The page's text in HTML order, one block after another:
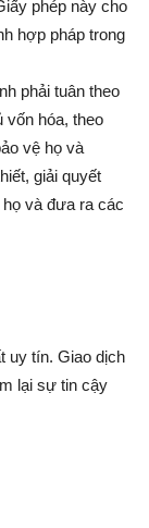
phép này cho
hợp pháp trong
phải tuân theo
vốn hóa, theo
vệ họ và
giải quyết
và đưa ra các
uy tín. Giao dịch
lại sự tin cậy